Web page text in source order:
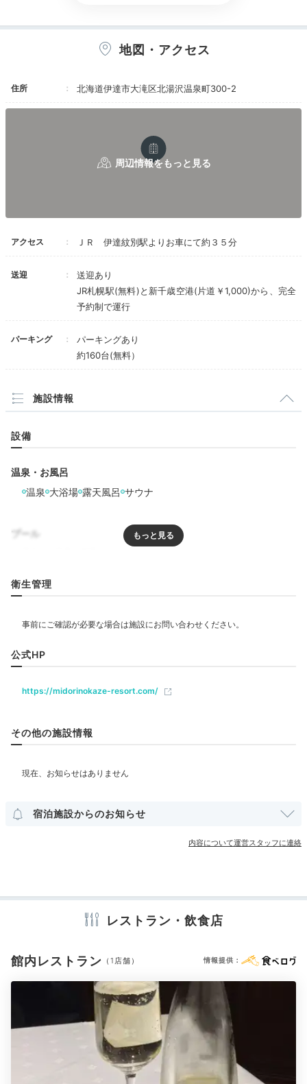
18:00
丁寧に作られた
ビュッフェのローストビーフ
館内のレストラン「せせらぎ」では、ディナービュッフ
ェを楽しめます。名物のビーフシチューやローストビー
もあります。
夕食はレストラン「せせらぎ」でビュッフェを。盛り付
ェもその場で作ってもらえて、テンションが上がりまし
た。
20:00
天体観測で
れる北湯沢。「天文台 満天星」では20:00・21:00の2
大型天体望遠鏡を用いた展望会が開催されます。
21:00
読書や専用ラウンジで
思い思いの寛ぎを満喫
地図・アクセス
住所 北海道伊達市大滝区北湯沢温泉町300-2
アクセス ＪＲ 伊達紋別駅よりお車にて約３５分
送迎
送迎あり
JR札幌駅(無料)と新千歳空港(片道￥1,000)から、完全
予約制で運行
パーキング
パーキングあり
約160台(無料）
施設情報
設備
温泉・お風呂
温泉 大浴場 露天風呂 サウナ
プール
リラクゼーション
ベビーベッド
貸ベビーカー
部屋情報
洗浄機付トイレ
パジャマ カミソリ
洗顔
シャンプー
コンディショナー
バスタオル ドライヤー お茶セット 電気ポット 加湿器
※設備・アメニティは、確認が取れている情報を表示しています。
衛生管理
公式HP
https://midorinokaze-resort.com/
その他の施設情報
宿泊施設からのお知らせ
内容について運営スタッフに連絡
レストラン・飲食店
館内レストラン （1店舗） 情報提供：